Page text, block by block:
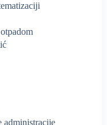
administracije